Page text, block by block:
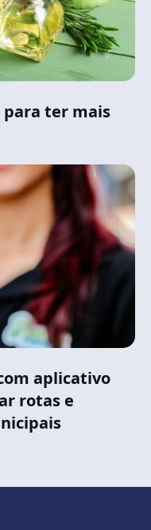
para ter mais
aplicativo
rotas e